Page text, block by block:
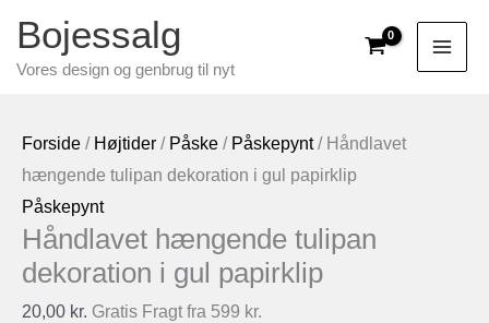
indholdet
Bojessalg
Vores design og genbrug til nyt
Forside / Højtider / Påske / Påskepynt/ Håndlavet
hængende tulipan dekoration i gul papirklip
Påskepynt
Håndlavet hængende tulipan
dekoration i gul papirklip
20,00 kr. Gratis Fragt fra 599 kr.